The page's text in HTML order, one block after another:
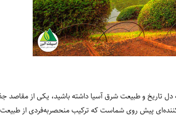
دل تاریخ و طبیعت شرق آسیا داشته باشید، یکی از مقاصد
پیش روی شماست که ترکیب منحصربه‌فردی از